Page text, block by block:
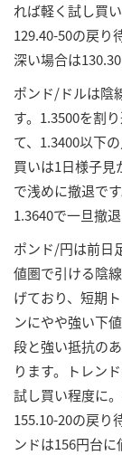
れば軽く試し買
129.40-50の戻り
深い場合は130.30
ポンド/ドルは陰
す。1.3500を割
て、1.3400以下
買いは1日様子見
で浅めに撤退で
1.3640で一旦撤退
ポンド/円は前日
値圏で引ける陰
げており、短期
ンにやや強い下
段と強い抵抗の
ります。トレン
試し買い程度に
155.10-20の戻り
ンドは156円台